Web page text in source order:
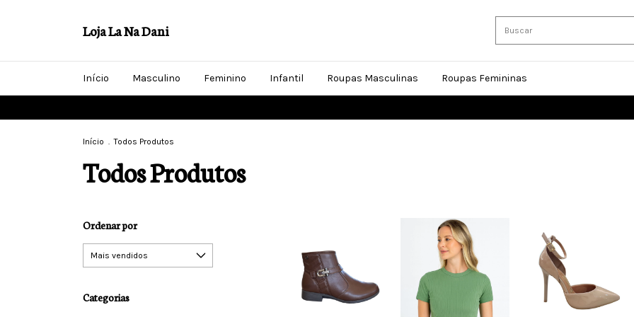
Loja La Na Dani
Início Masculino Feminino Infantil Roupas Masculinas Roupas Femininas
Início . Todos Produtos
Todos Produtos
Ordenar por
Categorias